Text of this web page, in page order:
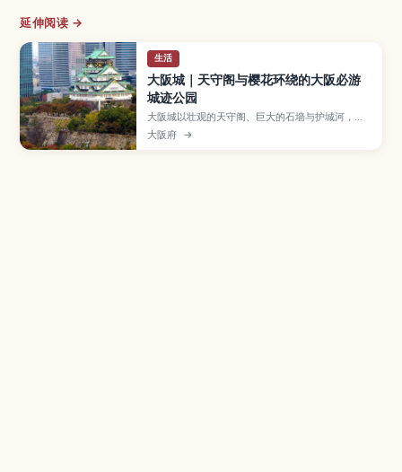
延伸阅读 →
生活
大阪城｜天守阁与樱花环绕的大阪必游
城迹公园
大阪城以壮观的天守阁、巨大的石墙与护城河，以
及春季樱花与梅花盛开的城迹公园而闻名，是造访
大阪几乎不会错过的经典景点。本文介绍天守阁展
大阪府 →